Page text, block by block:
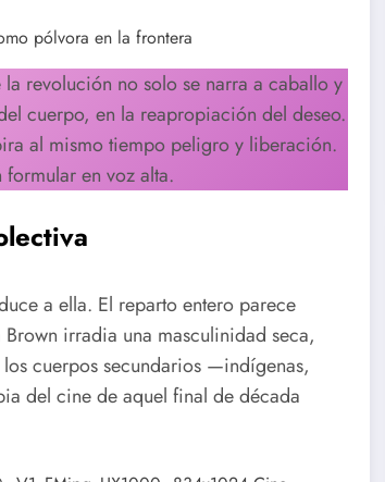
revolución no solo se narra a caballo y
cuerpo, en la reapropiación del deseo.
al mismo tiempo peligro y liberación.
en voz alta.
a ella. El reparto entero parece
irradia una masculinidad seca,
cuerpos secundarios —indígenas,
del cine de aquel final de década